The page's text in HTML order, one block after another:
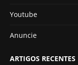
Youtube
Anuncie
ARTIGOS RECENTES